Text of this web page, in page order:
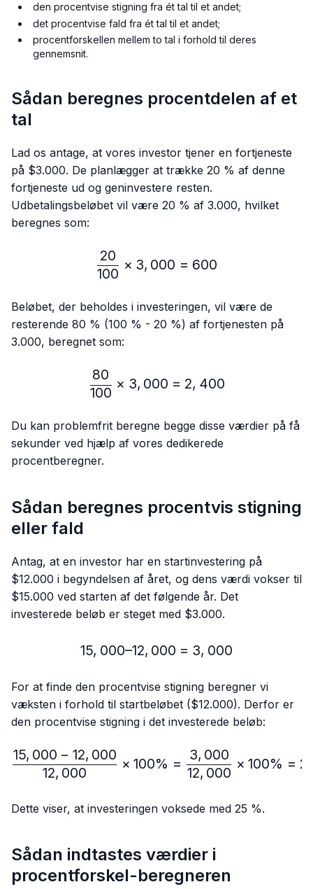
den procentvise stigning fra ét tal til et andet;
det procentvise fald fra ét tal til et andet;
procentforskellen mellem to tal i forhold til deres
gennemsnit.
Sådan beregnes procentdelen af et
tal
Lad os antage, at vores investor tjener en fortjeneste
på $3.000. De planlægger at trække 20 % af denne
fortjeneste ud og geninvestere resten.
Udbetalingsbeløbet vil være 20 % af 3.000, hvilket
beregnes som:
\frac{20}{100} × 3,000
100
20
× 3, 000 = 600
Beløbet, der beholdes i investeringen, vil være de
resterende 80 % (100 % - 20 %) af fortjenesten på
3.000, beregnet som:
\frac{80}{100} × 3,000
100
80
× 3, 000 = 2, 400
Du kan problemfrit beregne begge disse værdier på få
sekunder ved hjælp af vores dedikerede
procentberegner.
Sådan beregnes procentvis stigning
eller fald
Antag, at en investor har en startinvestering på
$12.000 i begyndelsen af året, og dens værdi vokser til
$15.000 ved starten af det følgende år. Det
investerede beløb er steget med $3.000.
15,000 – 12,000 = 3,000
15, 000–12, 000 = 3, 000
For at finde den procentvise stigning beregner vi
væksten i forhold til startbeløbet ($12.000). Derfor er
den procentvise stigning i det investerede beløb:
\frac{15,000-
12, 000
15, 000 − 12, 000
× 100% =
12, 000
3, 000
× 100% =
Dette viser, at investeringen voksede med 25 %.
Sådan indtastes værdier i
procentforskel-beregneren